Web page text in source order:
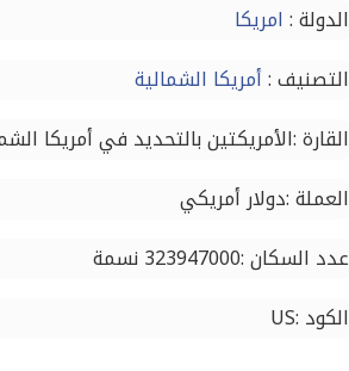
الدولة : امريكا
التصنيف :أمريكا الشمالية
القارة :الأمريكتين بالتحديد في أمريكا
العملة :دولار أمريكي
عدد السكان :323947000 نسمة
الكود :US